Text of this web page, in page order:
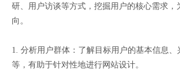
研、用户访谈等方式，挖掘用户的核心需求，
向。
1. 分析用户群体：了解目标用户的基本信息
等，有助于针对性地进行网站设计。